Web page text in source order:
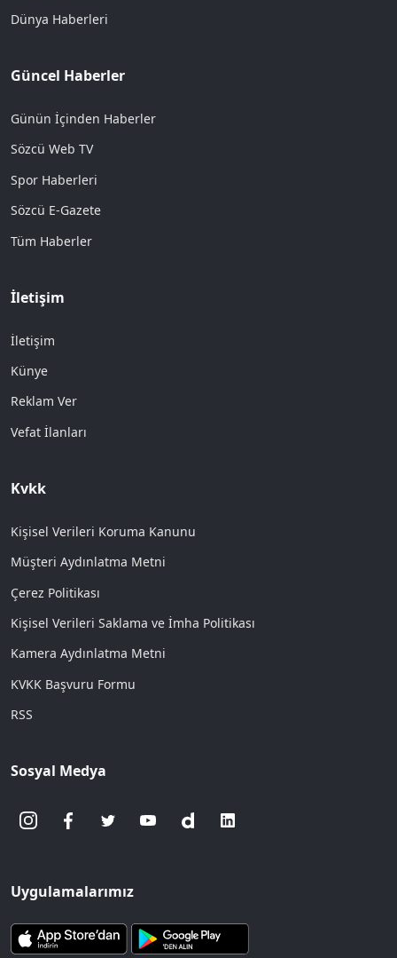
Dünya Haberleri
Güncel Haberler
Günün İçinden Haberler
Sözcü Web TV
Spor Haberleri
Sözcü E-Gazete
Tüm Haberler
İletişim
İletişim
Künye
Reklam Ver
Vefat İlanları
Kvkk
Kişisel Verileri Koruma Kanunu
Müşteri Aydınlatma Metni
Çerez Politikası
Kişisel Verileri Saklama ve İmha Politikası
Kamera Aydınlatma Metni
KVKK Başvuru Formu
RSS
Sosyal Medya
Uygulamalarımız